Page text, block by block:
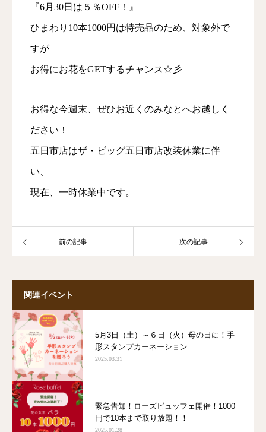
『6月30日は５％OFF！』
ひまわり10本1000円は特売品のため、対象外で
すが
お得にお花をGETするチャンス☆彡
お得な今週末、ぜひお近くのみなとへお越しく
ださい！
五日市店はザ・ビッグ五日市店改装休業に伴
い、
現在、一時休業中です。
前の記事 次の記事
関連イベント
5月3日（土）～６日（火）母の日に！手
形スタンプカーネーション
2025.03.31
緊急告知！ローズビュッフェ開催！1000
円で10本まで取り放題！！
2025.01.28